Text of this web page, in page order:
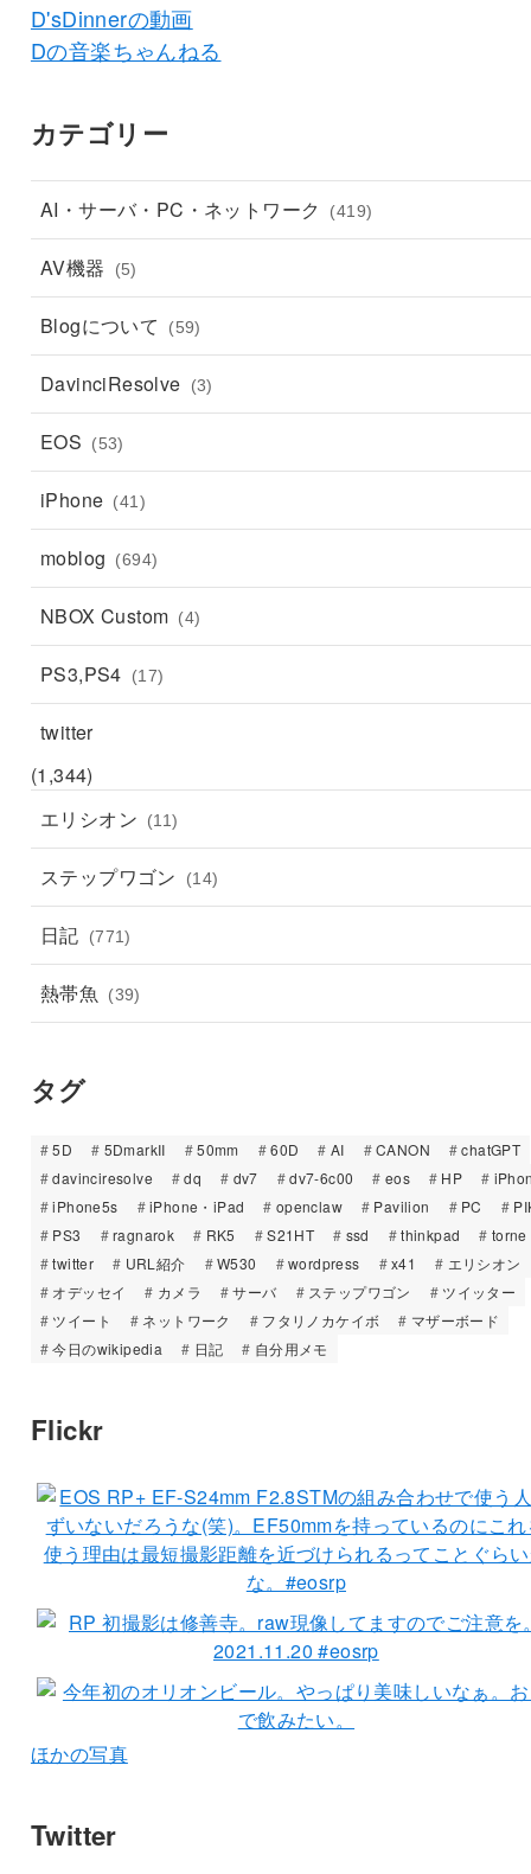
D'sDinnerの動画
Dの音楽ちゃんねる
カテゴリー
AI・サーバ・PC・ネットワーク (419)
AV機器 (5)
Blogについて (59)
DavinciResolve (3)
EOS (53)
iPhone (41)
moblog (694)
NBOX Custom (4)
PS3,PS4 (17)
twitter
(1,344)
エリシオン
(11)
ステップワゴン (14)
日記 (771)
熱帯魚 (39)
タグ
5D 5DmarkII 50mm 60D AI CANON
chatGPT
davinciresolve
dq dv7 dv7-6c00 eos HP
iPhone5s
iPhone・iPad openclaw Pavilion PC
PS3
ragnarok RK5 S21HT ssd thinkpad
torne
twitter
URL紹介 W530 wordpress x41
エリシオン
オデッセイ
カメラ サーバ ステップワゴン
ツイッター
ツイート
ネットワーク フタリノカケイボ
マザーボード
今日のwikipedia
日記 自分用メモ
Flickr
ほかの写真
Twitter